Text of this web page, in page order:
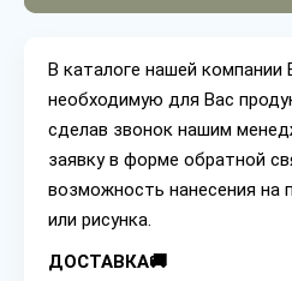
В каталоге нашей
необходимую для Вас
сделав звонок нашим
заявку в форме обратной
возможность нанесения на
или рисунка.
ДОСТАВКА🚚